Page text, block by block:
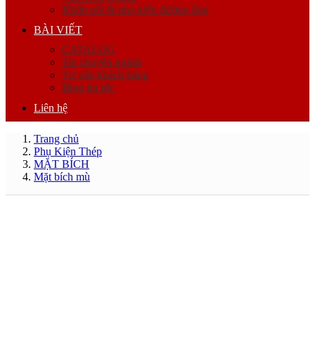
Khớp nối & phụ kiện đường ống
BÀI VIẾT
CATALOG
Tin chuyên ngành
Tư vấn khách hàng
Blog tin tức
Liên hệ
Trang chủ
Phụ Kiện Thép
MẶT BÍCH
Mặt bích mù